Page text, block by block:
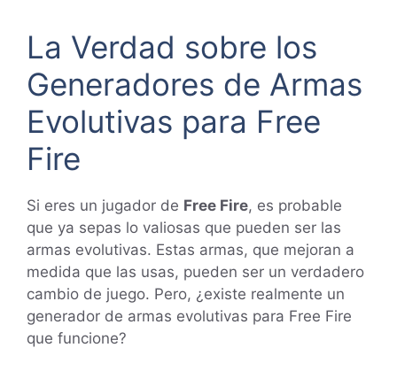
La Verdad sobre los
Generadores de Armas
Evolutivas para Free
Fire
Si eres un jugador de Free Fire, es probable
que ya sepas lo valiosas que pueden ser las
armas evolutivas. Estas armas, que mejoran a
medida que las usas, pueden ser un verdadero
cambio de juego. Pero, ¿existe realmente un
generador de armas evolutivas para Free Fire
que funcione?